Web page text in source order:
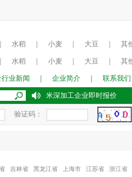
水稻 小麦 大豆 其
水稻 小麦 大豆 其
业新闻 企业简介 联系我们
月15日国内玉米深加工企业即时报价
验证码：
吉林省 黑龙江省 上海市 江苏省 浙江省